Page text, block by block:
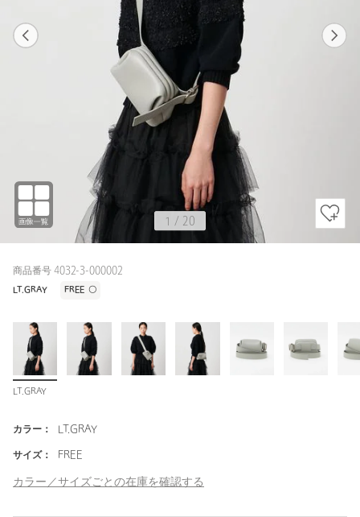
1 / 20
商品番号 4032-3-000002
LT.GRAY FREE 〇
LT.GRAY
カラー： LT.GRAY
サイズ： FREE
カラー／サイズごとの在庫を確認する
LT.GRAY
1 20